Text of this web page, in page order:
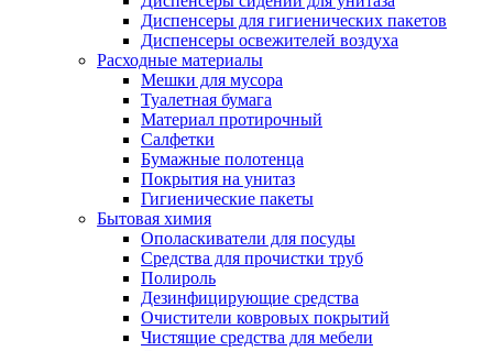
Диспенсеры для гигиенических пакетов
Диспенсеры освежителей воздуха
Расходные материалы
Мешки для мусора
Туалетная бумага
Материал протирочный
Салфетки
Бумажные полотенца
Покрытия на унитаз
Гигиенические пакеты
Бытовая химия
Ополаскиватели для посуды
Средства для прочистки труб
Полироль
Дезинфицирующие средства
Очистители ковровых покрытий
Чистящие средства для мебели